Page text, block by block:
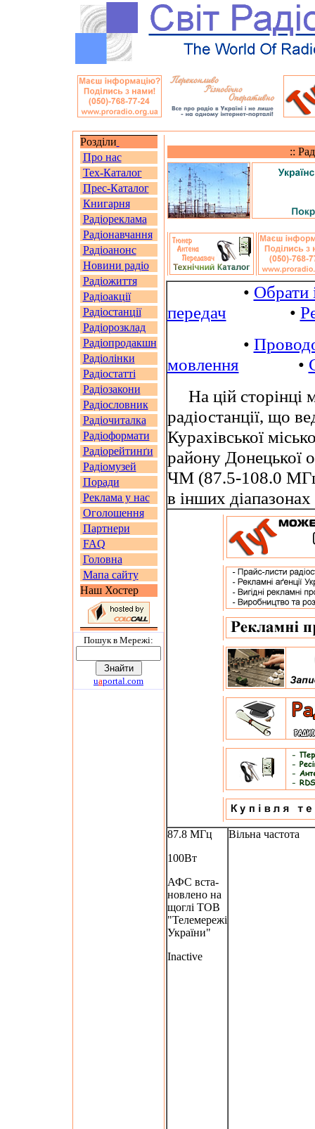
Розділи
Про нас
Тех-Каталог
Прес-Каталог
Книгарня
Радіореклама
Радіонавчання
Радіоанонс
Новини радіо
Радіожиття
Радіоакції
Радіостанції
Радіорозклад
Радіопродакшн
Радіолінки
Радіостатті
Радіозакони
Радіословник
Радіочиталка
Радіоформати
Радіорейтинґи
Радіомузей
Поради
Реклама у нас
Оголошення
Партнери
FAQ
Головна
Мапа сайту
Наш Хостер
Пошук в Мережi:
uaportal.com
::
• Обрати
передач •
•
мовлення •
На цій сторінці
радіостанції, що
Курахівської
району Донецької
ЧМ (87.5-108.0
в інших
87.8 МГц
100Вт
АФС вста-
новлено на
щоглі ТОВ
"Телемережі
України"
Inactive
Вільна частота